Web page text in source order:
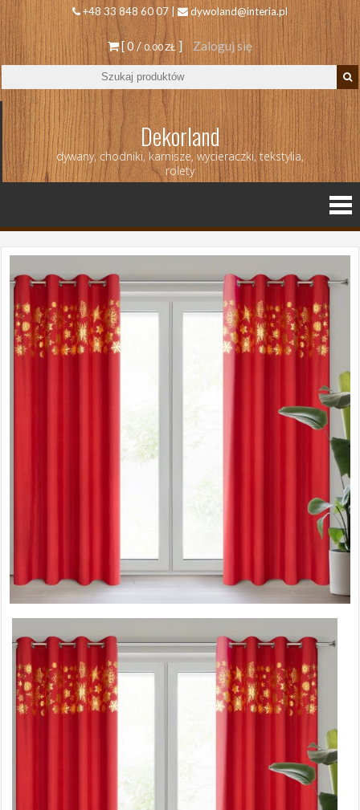
+48 33 848 60 07 | dywoland@interia.pl
[ 0 /0.00 ZŁ ] Zaloguj się
Dekorland
dywany, chodniki, karnisze, wycieraczki, tekstylia,
rolety